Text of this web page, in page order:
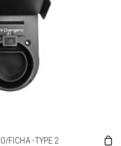
FICHA -TYPE 2